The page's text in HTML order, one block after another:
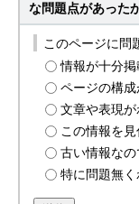
な問題点があった
このページに問
情報が十分
ページの構
文章や表現
この情報を
古い情報な
特に問題無